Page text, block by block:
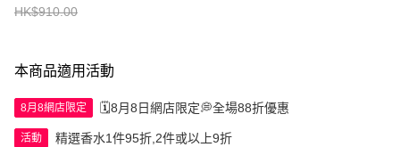
HK$910.00
本商品適用活動
8月8網店限定 🗓️8月8日網店限定💭全場88折優惠
活動 精選香水1件95折,2件或以上9折